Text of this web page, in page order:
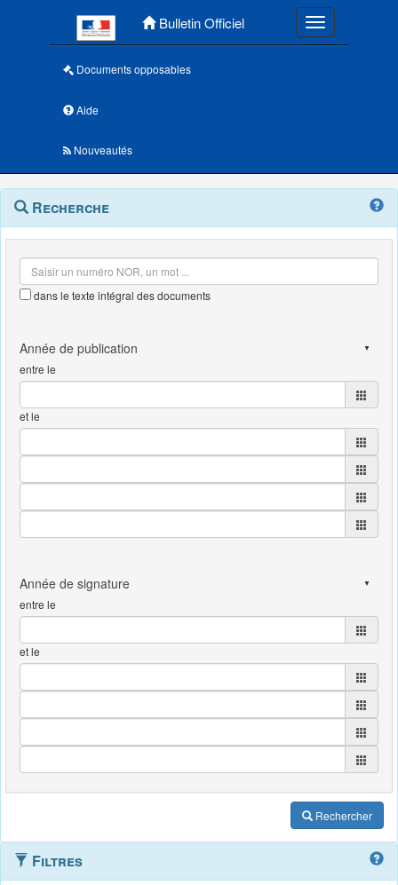
Bulletin Officiel Toggle
Documents opposables
Aide
Nouveautés
Navigation
outils
Menu
contextuel
Recherche
dans le texte intégral des documents
entre le
et le
entre le
et le
Rechercher
Filtres